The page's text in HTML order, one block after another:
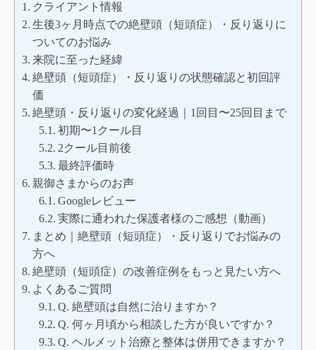
クライアント情報
生後3ヶ月時点での絶壁頭（短頭症）・反り返りに
ついてのお悩み
来院に至った経緯
絶壁頭（短頭症）・反り返りの状態確認と初回評
価
絶壁頭・反り返りの変化経過｜1回目〜25回目まで
初期〜1クール目
2クール目前後
最終評価時
親御さまからのお声
Googleレビュー
実際に通われた保護者様のご感想（動画）
まとめ｜絶壁頭（短頭症）・反り返りでお悩みの
方へ
絶壁頭（短頭症）の改善症例をもっと見たい方へ
よくあるご質問
Q. 絶壁頭は自然に治りますか？
Q. 何ヶ月頃から相談した方が良いですか？
Q. ヘルメット治療と整体は併用できますか？